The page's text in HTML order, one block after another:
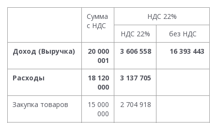
Сумма
с НДС
НДС 22%
НДС 22%
без НДС
Доход (Выручка)
20 000
001
3 606 558 16 393 443
Расходы
18 120
000
3 137 705
Закупка товаров
15 000
000
2 704 918